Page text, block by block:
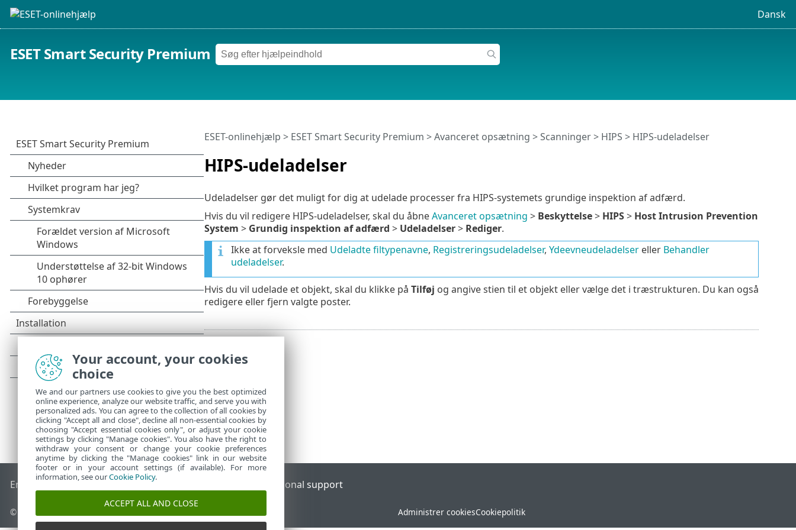
Dansk
ESET Smart Security Premium
HIPS-udeladelser
ESET-onlinehjælp > ESET Smart Security Premium >Avanceret opsætning >Scanninger> HIPS > HIPS-udeladelser
Udeladelser gør det muligt for dig at udelade processer fra HIPS-systemets grundige inspektion af adfærd.
Hvis du vil redigere HIPS-udeladelser, skal du åbneAvanceret opsætning > Beskyttelse> HIPS> Host Intrusion Prevention
System > Grundig inspektion af adfærd > Udeladelser> Rediger.
Ikke at forveksle med Udeladte filtypenavne, Registreringsudeladelser, Ydeevneudeladelsereller Behandler
udeladelser.
Hvis du vil udelade et objekt, skal du klikke på Tilføj og angive stien til et objekt eller vælge det i træstrukturen. Du kan også
redigere eller fjern valgte poster.
End of Life ESET-vidensbase ESET-forum Regional support
© 1992 - 2026 ESET, spol. s r.o. – Alle rettigheder forbeholdes. Administrer cookiesCookiepolitik
Your account, your cookies
choice
We and our partners use cookies to give you the best optimized
online experience, analyze our website traffic, and serve you with
personalized ads. You can agree to the collection of all cookies by
clicking "Accept all and close", decline all non-essential cookies by
choosing "Accept essential cookies only", or adjust your cookie
settings by clicking "Manage cookies". You also have the right to
withdraw your consent or change your cookie preferences
anytime by clicking the "Manage cookies" link in our website
footer or in your account settings (if available). For more
information, see ourCookie Policy.
ACCEPT ALL AND CLOSE